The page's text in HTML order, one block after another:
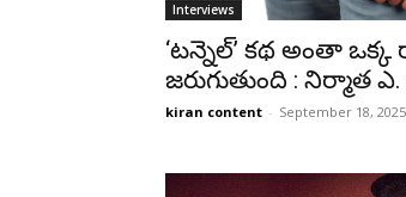
Interviews
‘టన్నెల్’ కథ అంతా
జరుగుతుంది : నిర్మాత
kiran content - September 18, 2025